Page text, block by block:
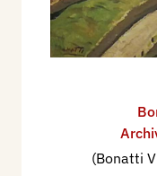
(Bonatti